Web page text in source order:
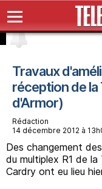
Travaux
réception de
d'Armor)
Rédaction
14 décembre 2012 à
Des changement
du multiplex R1 de
Cardry ont eu lieu